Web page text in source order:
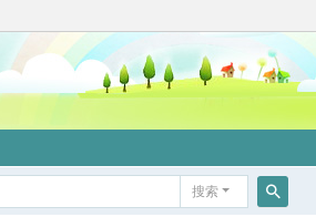
搜索